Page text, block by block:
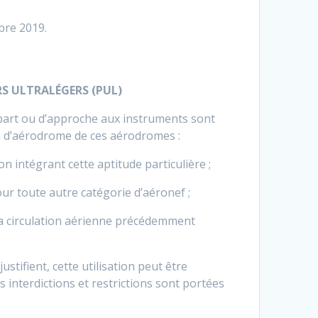
2019.
ULTRALÉGERS (PUL)
ou d’approche aux instruments sont
de ces aérodromes :
intégrant cette aptitude particulière ;
toute autre catégorie d’aéronef ;
circulation aérienne précédemment
cette utilisation peut être
interdictions et restrictions sont portées